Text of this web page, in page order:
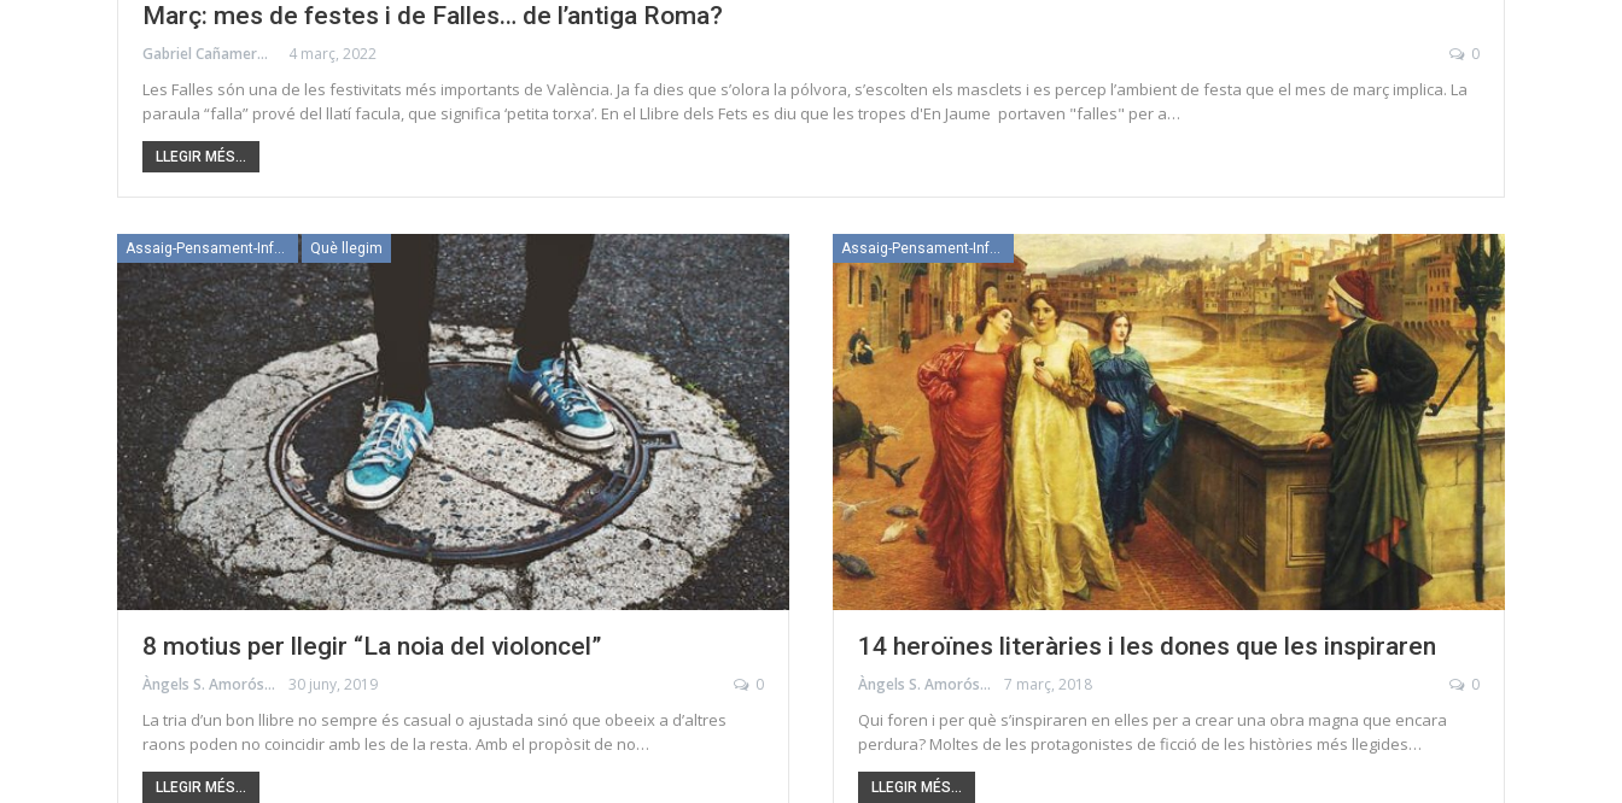
Març: mes de festes i de Falles… de l’antiga Roma?
Gabriel Cañamero 4 març, 2022 0
Les Falles són una de les festivitats més importants de València. Ja fa dies que s’olora la pólvora, s’escolten els masclets i es percep l’ambient de festa que el mes de març implica. La
paraula “falla” prové del llatí facula, que significa ‘petita torxa’. En el Llibre dels Fets es diu que les tropes d'En Jaume portaven "falles" per a…
LLEGIR MÉS...
Assaig-Pensament-Informació Què llegim
8 motius per llegir “La noia del violoncel”
Àngels S. Amorós 30 juny, 2019 0
La tria d’un bon llibre no sempre és casual o ajustada sinó que obeeix a d’altres
raons poden no coincidir amb les de la resta. Amb el propòsit de no…
LLEGIR MÉS...
Assaig-Pensament-Informació
14 heroïnes literàries i les dones que les inspiraren
Àngels S. Amorós 7 març, 2018 0
Qui foren i per què s’inspiraren en elles per a crear una obra magna que encara
perdura? Moltes de les protagonistes de ficció de les històries més llegides…
LLEGIR MÉS...